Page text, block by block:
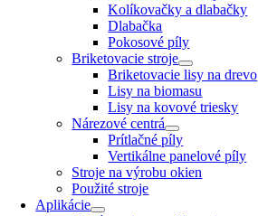
Kolíkovačky a dlabačky
Dlabačka
Pokosové píly
Briketovacie stroje
Briketovacie lisy na drevo
Lisy na biomasu
Lisy na kovové triesky
Nárezové centrá
Prítlačné píly
Vertikálne panelové píly
Stroje na výrobu okien
Použité stroje
Aplikácie